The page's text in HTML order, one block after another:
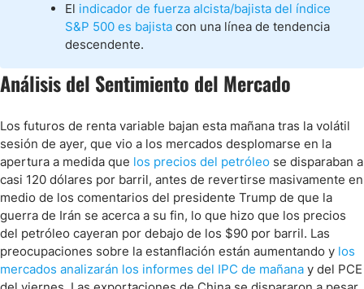
El indicador de fuerza alcista/bajista del índice
S&P 500 es bajista con una línea de tendencia
descendente.
Análisis del Sentimiento del Mercado
Los futuros de renta variable bajan esta mañana tras la volátil
sesión de ayer, que vio a los mercados desplomarse en la
apertura a medida que los precios del petróleo se disparaban a
casi 120 dólares por barril, antes de revertirse masivamente en
medio de los comentarios del presidente Trump de que la
guerra de Irán se acerca a su fin, lo que hizo que los precios
del petróleo cayeran por debajo de los $90 por barril. Las
preocupaciones sobre la estanflación están aumentando y los
mercados analizarán los informes del IPC de mañana y del PCE